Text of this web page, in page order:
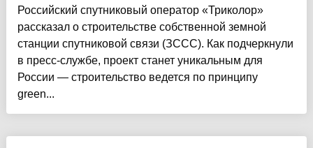
Российский спутниковый оператор «Триколор»
рассказал о строительстве собственной земной
станции спутниковой связи (ЗССС). Как подчеркнули
в пресс-службе, проект станет уникальным для
России — строительство ведется по принципу
green...